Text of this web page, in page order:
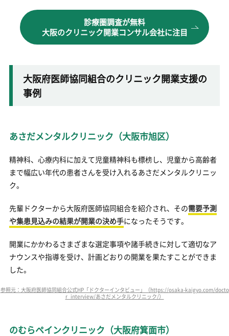
診療圏調査が無料
大阪のクリニック開業コンサル会社に注目
大阪府医師協同組合のクリニック開業支援の
事例
あさだメンタルクリニック（大阪市旭区）
精神科、心療内科に加えて児童精神科も標榜し、児童から高齢者
まで幅広い年代の患者さんを受け入れるあさだメンタルクリニッ
ク。
先輩ドクターから大阪府医師協同組合を紹介され、その需要予測
や集患見込みの結果が開業の決め手になったそうです。
開業にかかわるさまざまな選定事項や諸手続きに対して適切なア
ナウンスや指導を受け、計画どおりの開業を果たすことができま
した。
参照元：大阪府医師協同組合公式HP「ドクターインタビュー」（https://osaka-kaigyo.com/docto
r_interview/あさだメンタルクリニック/）
のむらペインクリニック（大阪府箕面市）